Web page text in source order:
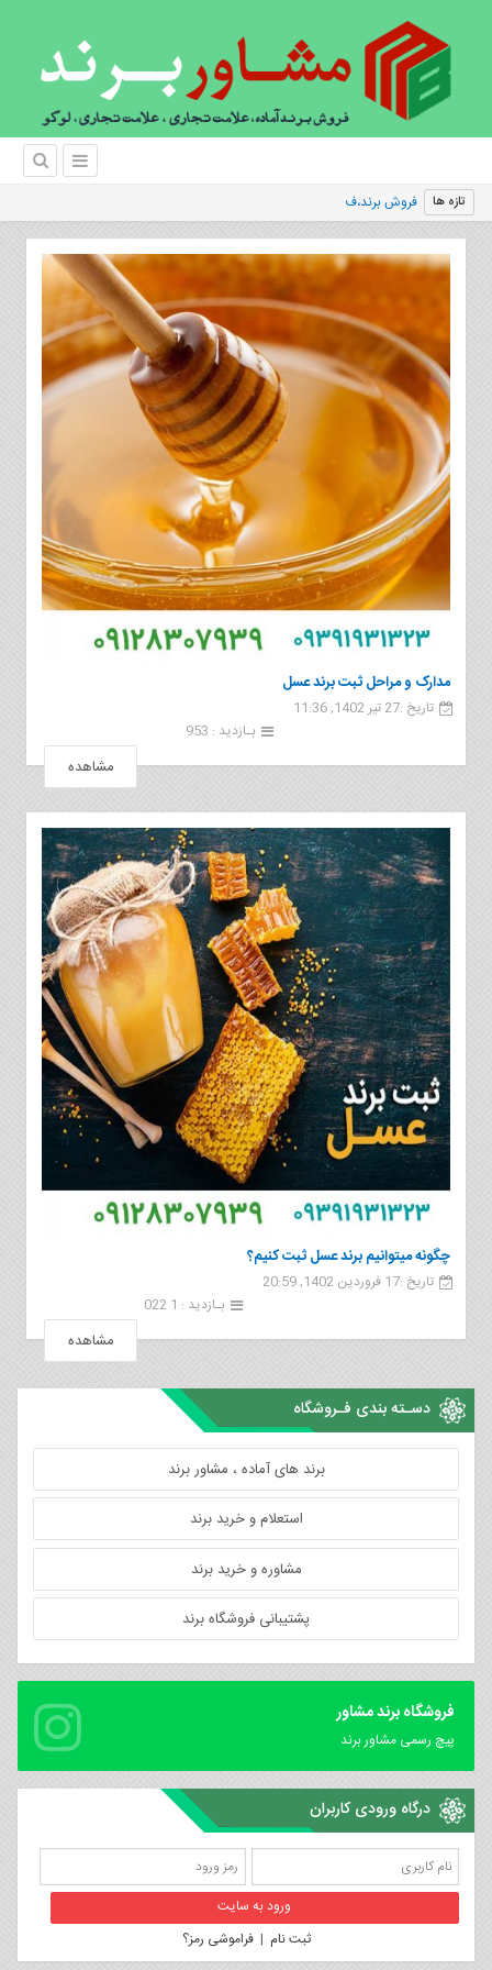
تازه ها فروش برند،فروش برند آم
مدارک و مراحل ثبت برند عسل
تاریخ :27 تیر 1402, 11:36
بـازدید : 953
مشاهده
چگونه میتوانیم برند عسل ثبت کنیم؟
تاریخ :17 فروردین 1402, 20:59
بـازدید : 1 022
مشاهده
دسـته بندی فـروشگاه
برند های آماده ، مشاور برند
استعلام و خرید برند
مشاوره و خرید برند
پشتیبانی فروشگاه برند
فروشگاه برند مشاور
پیچ رسمی مشاور برند
درگاه ورودی کاربران
ثبت نام |فراموشی رمز؟